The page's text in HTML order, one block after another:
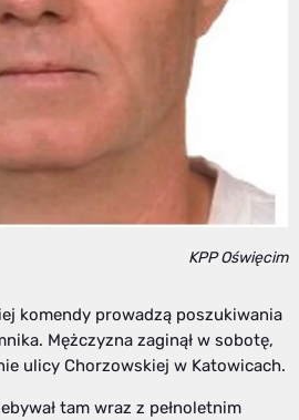
KPP Oświęcim
komendy prowadzą poszukiwania
Mężczyzna zaginął w sobotę,
ulicy Chorzowskiej w Katowicach.
tam wraz z pełnoletnim